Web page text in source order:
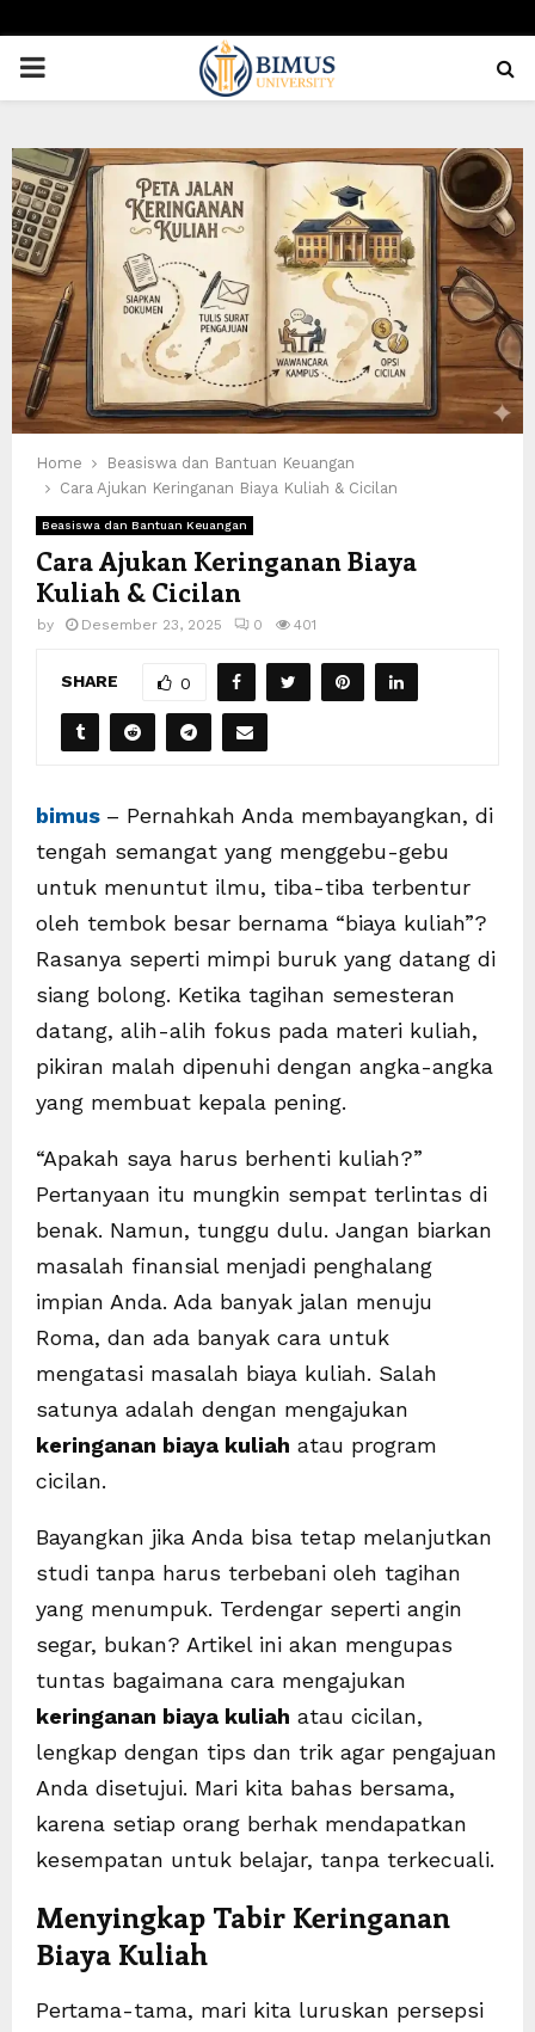
PRIMARY
Home
Beasiswa dan Bantuan Keuangan
Cara Ajukan Keringanan Biaya Kuliah & Cicilan
Beasiswa dan Bantuan Keuangan
Cara Ajukan Keringanan Biaya
Kuliah & Cicilan
by Desember 23, 2025 0 401
SHARE 0
bimus – Pernahkah Anda membayangkan, di
tengah semangat yang menggebu-gebu
untuk menuntut ilmu, tiba-tiba terbentur
oleh tembok besar bernama “biaya kuliah”?
Rasanya seperti mimpi buruk yang datang di
siang bolong. Ketika tagihan semesteran
datang, alih-alih fokus pada materi kuliah,
pikiran malah dipenuhi dengan angka-angka
yang membuat kepala pening.
“Apakah saya harus berhenti kuliah?”
Pertanyaan itu mungkin sempat terlintas di
benak. Namun, tunggu dulu. Jangan biarkan
masalah finansial menjadi penghalang
impian Anda. Ada banyak jalan menuju
Roma, dan ada banyak cara untuk
mengatasi masalah biaya kuliah. Salah
satunya adalah dengan mengajukan
keringanan biaya kuliah atau program
cicilan.
Bayangkan jika Anda bisa tetap melanjutkan
studi tanpa harus terbebani oleh tagihan
yang menumpuk. Terdengar seperti angin
segar, bukan? Artikel ini akan mengupas
tuntas bagaimana cara mengajukan
keringanan biaya kuliah atau cicilan,
lengkap dengan tips dan trik agar pengajuan
Anda disetujui. Mari kita bahas bersama,
karena setiap orang berhak mendapatkan
kesempatan untuk belajar, tanpa terkecuali.
Menyingkap Tabir Keringanan
Biaya Kuliah
Pertama-tama, mari kita luruskan persepsi